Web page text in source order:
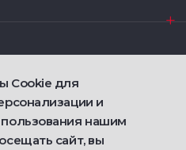
Cookie для
и
нашим
сайт, вы